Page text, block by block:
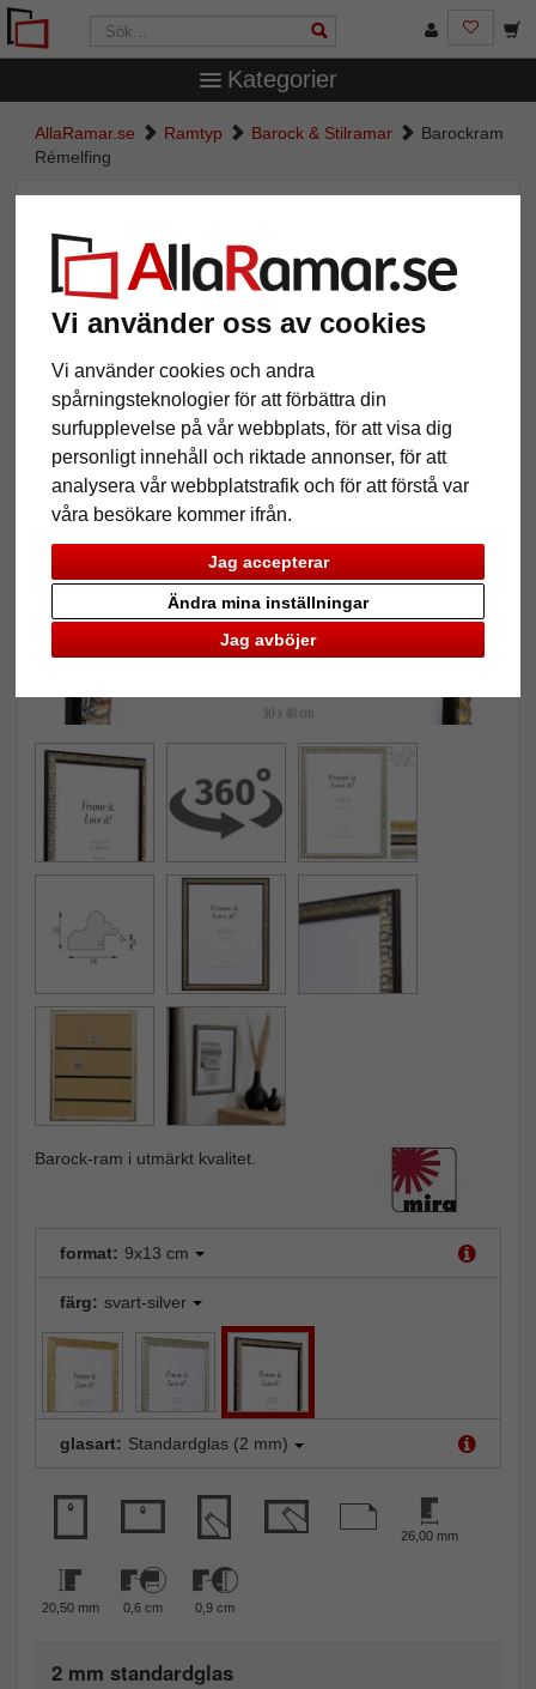
Vi använder oss av cookies
Vi använder cookies och andra
spårningsteknologier för att förbättra din
surfupplevelse på vår webbplats, för att visa dig
personligt innehåll och riktade annonser, för att
analysera vår webbplatstrafik och för att förstå var
våra besökare kommer ifrån.
Jag accepterar
Jag avböjer
Ändra mina inställningar
Kategorier
AllaRamar.se Ramtyp Barock & Stilramar
Barockram
Rémelfing
Tillbaka
Barock-ram i utmärkt kvalitet.
format: 9x13 cm
färg: svart-silver
glasart: Standardglas (2 mm)
26,00 mm
20,50 mm 0,6 cm 0,9 cm
2 mm standardglas